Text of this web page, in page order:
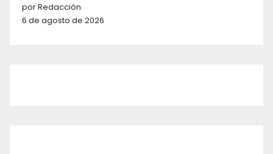
por Redacción
6 de agosto de 2026